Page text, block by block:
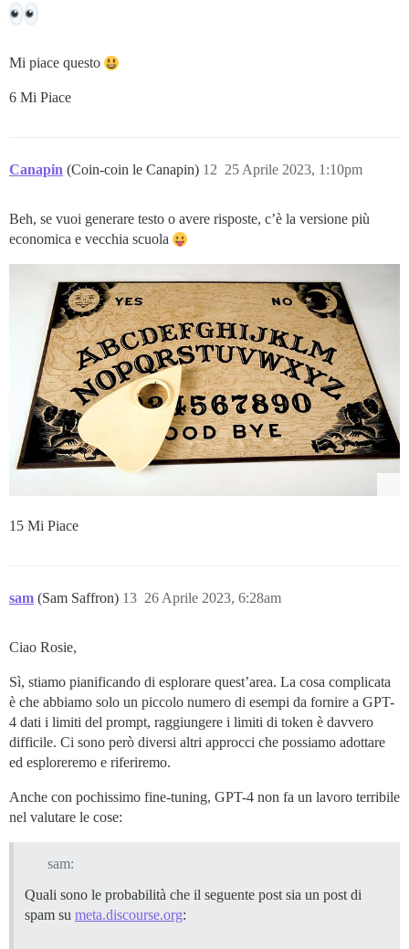
Mi piace questo
6 Mi Piace
Canapin (Coin-coin le Canapin) 25 Aprile 2023, 1:10pm
12
Beh, se vuoi generare testo o avere risposte, c’è la versione più
economica e vecchia scuola
15 Mi Piace
sam (Sam Saffron) 26 Aprile 2023, 6:28am
13
Ciao Rosie,
Sì, stiamo pianificando di esplorare quest’area. La cosa complicata
è che abbiamo solo un piccolo numero di esempi da fornire a GPT-
4 dati i limiti del prompt, raggiungere i limiti di token è davvero
difficile. Ci sono però diversi altri approcci che possiamo adottare
ed esploreremo e riferiremo.
Anche con pochissimo fine-tuning, GPT-4 non fa un lavoro terribile
nel valutare le cose:
sam:
Quali sono le probabilità che il seguente post sia un post di
spam su meta.discourse.org: